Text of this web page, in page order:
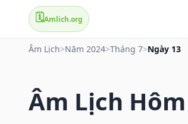
🗓️Amlich.org
Âm Lịch>Năm 2024>Tháng 7>Ngày 13
Âm Lịch